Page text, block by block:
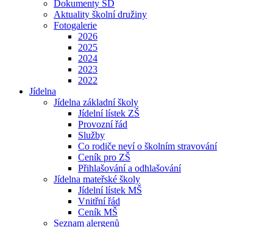
Dokumenty ŠD
Aktuality školní družiny
Fotogalerie
2026
2025
2024
2023
2022
Jídelna
Jídelna základní školy
Jídelní lístek ZŠ
Provozní řád
Služby
Co rodiče neví o školním stravování
Ceník pro ZŠ
Přihlašování a odhlašování
Jídelna mateřské školy
Jídelní lístek MŠ
Vnitřní řád
Ceník MŠ
Seznam alergenů